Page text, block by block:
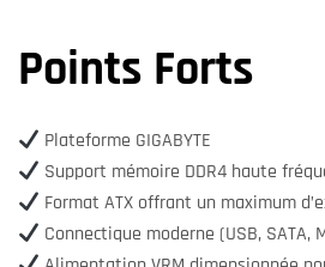
Points Forts
Plateforme GIGABYTE
Support mémoire DDR4 haute
Format ATX offrant un maximum
Connectique moderne (USB, SATA,